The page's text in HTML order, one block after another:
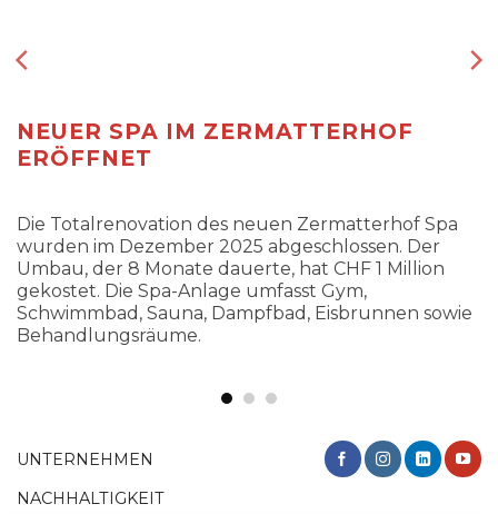
NEUER SPA IM ZERMATTERHOF
ERÖFFNET
Die Totalrenovation des neuen Zermatterhof Spa
wurden im Dezember 2025 abgeschlossen. Der
Umbau, der 8 Monate dauerte, hat CHF 1 Million
gekostet. Die Spa-Anlage umfasst Gym,
Schwimmbad, Sauna, Dampfbad, Eisbrunnen sowie
Behandlungsräume.
UNTERNEHMEN
NACHHALTIGKEIT